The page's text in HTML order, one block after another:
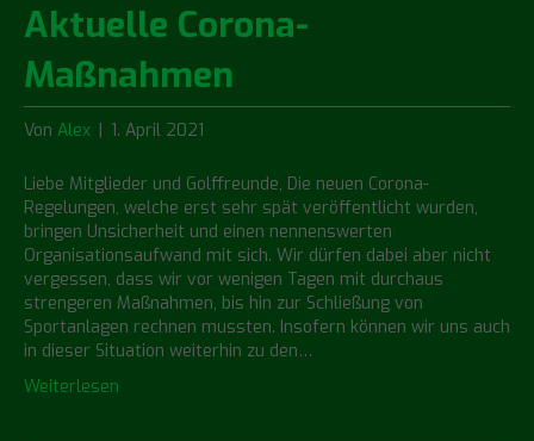
Aktuelle Corona-
Maßnahmen
Von Alex 1. April 2021
Liebe Mitglieder und Golffreunde, Die neuen Corona-
Regelungen, welche erst sehr spät veröffentlicht wurden,
bringen Unsicherheit und einen nennenswerten
Organisationsaufwand mit sich. Wir dürfen dabei aber nicht
vergessen, dass wir vor wenigen Tagen mit durchaus
strengeren Maßnahmen, bis hin zur Schließung von
Sportanlagen rechnen mussten. Insofern können wir uns auch
in dieser Situation weiterhin zu den…
Weiterlesen